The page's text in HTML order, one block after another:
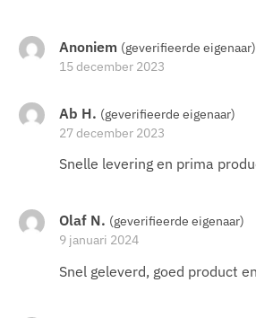
Anoniem (geverifieerde eigenaar)
15 december 2023
Ab H. (geverifieerde eigenaar)
27 december 2023
Snelle levering en prima
Olaf N. (geverifieerde eigenaar)
9 januari 2024
Snel geleverd, goed product